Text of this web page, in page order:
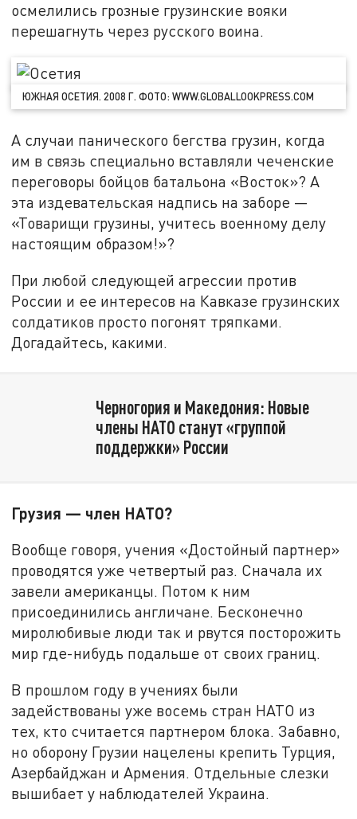
осмелились грозные грузинские вояки
перешагнуть через русского воина.
ЮЖНАЯ ОСЕТИЯ. 2008 Г. ФОТО: WWW.GLOBALLOOKPRESS.COM
А случаи панического бегства грузин, когда
им в связь специально вставляли чеченские
переговоры бойцов батальона «Восток»? А
эта издевательская надпись на заборе —
«Товарищи грузины, учитесь военному делу
настоящим образом!»?
При любой следующей агрессии против
России и ее интересов на Кавказе грузинских
солдатиков просто погонят тряпками.
Догадайтесь, какими.
Черногория и Македония: Новые
члены НАТО станут «группой
поддержки» России
Грузия — член НАТО?
Вообще говоря, учения «Достойный партнер»
проводятся уже четвертый раз. Сначала их
завели американцы. Потом к ним
присоединились англичане. Бесконечно
миролюбивые люди так и рвутся посторожить
мир где-нибудь подальше от своих границ.
В прошлом году в учениях были
задействованы уже восемь стран НАТО из
тех, кто считается партнером блока. Забавно,
но оборону Грузии нацелены крепить Турция,
Азербайджан и Армения. Отдельные слезки
вышибает у наблюдателей Украина.